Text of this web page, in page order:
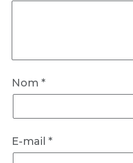
Nom *
E-mail *